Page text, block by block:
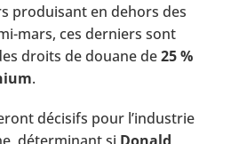
produisant en dehors des
mars, ces derniers sont
droits de douane de25 %
.
décisifs pour l’industrie